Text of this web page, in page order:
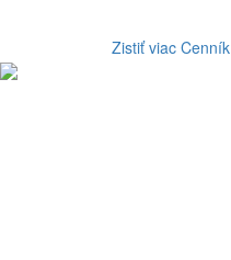
Zistiť viac Cenník